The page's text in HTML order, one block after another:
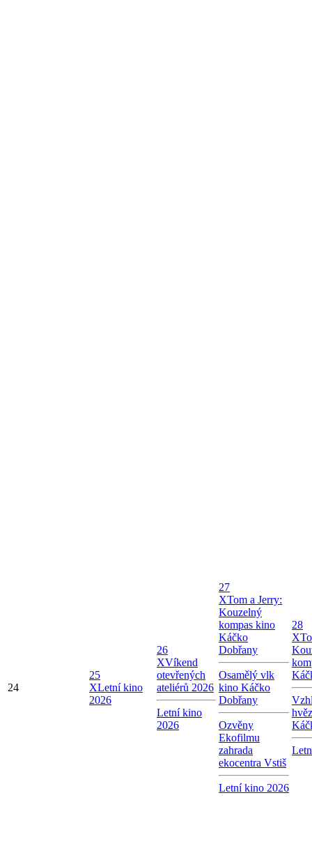
24
25
XLetní kino
2026
26
XVíkend
otevřených
ateliérů 2026
Letní kino
2026
27
XTom a Jerry:
Kouzelný
kompas kino
Káčko
Dobřany
Osamělý vlk
kino Káčko
Dobřany
Ozvěny
Ekofilmu
zahrada
ekocentra Vstiš
Letní kino 2026
28
X